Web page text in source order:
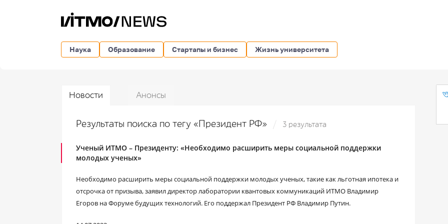
Наука Образование Стартапы и бизнес Жизнь университета
Новости Анонсы
Результаты поиска по тегу «Президент РФ» 3 результата
Ученый ИТМО – Президенту: «Необходимо расширить меры социальной поддержки
молодых ученых»
Необходимо расширить меры социальной поддержки молодых ученых, такие как льготная ипотека и
отсрочка от призыва, заявил директор лаборатории квантовых коммуникаций ИТМО Владимир
Егоров на Форуме будущих технологий. Его поддержал Президент РФ Владимир Путин.